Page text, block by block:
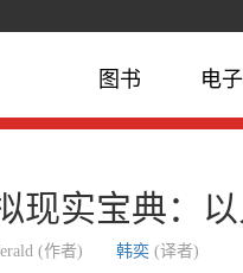
图书 电
现实宝典：
(作者) 韩奕(译者)